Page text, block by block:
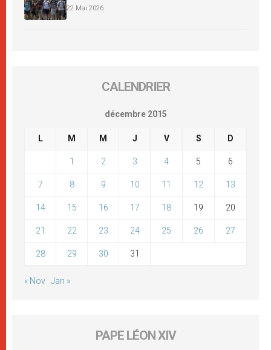
22 Mai 2026
CALENDRIER
décembre 2015
L M M J V S D
1 2 3 4 5 6
7 8 9 10 11 12 13
14 15 16 17 18 19 20
21 22 23 24 25 26 27
28 29 30 31
« Nov Jan »
PAPE LÉON XIV